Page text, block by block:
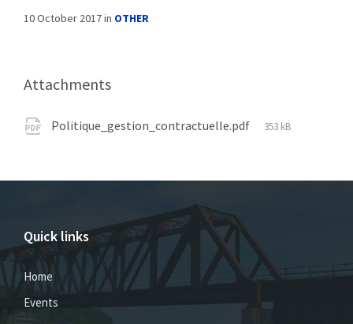
10 October 2017in OTHER
Attachments
Politique_gestion_contractuelle.pdf 353 kB
Quick links
Home
Events